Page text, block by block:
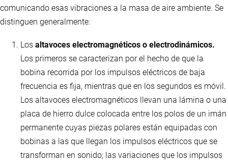
comunicando esas vibraciones a la masa de aire ambiente. Se
distinguen generalmente:
Los altavoces electromagnéticos o electrodinámicos.
Los primeros se caracterizan por el hecho de que la
bobina recorrida por los impulsos eléctricos de baja
frecuencia es fija, mientras que en los segundos es móvil.
Los altavoces electromagnéticos llevan una lámina o una
placa de hierro dulce colocada entre los polos de un imán
permanente cuyas piezas polares están equipadas con
bobinas a las que llegan los impulsos eléctricos que se
transforman en sonido; las variaciones que los impulsos